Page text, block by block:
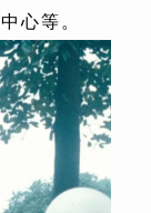
心等。